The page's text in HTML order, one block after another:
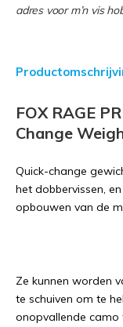
adres voor m’n vis
FOX RAGE
Change
Quick-change
het dobbervissen,
opbouwen van de
Ze kunnen worden
te schuiven om te
onopvallende camo